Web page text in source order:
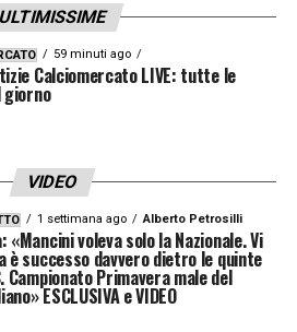
durato circa
di una stanza dell’ufficio
prima di essere
di detenzione separata
compresi i
FIFA e i riferimenti alla
i funzionari hanno
ULTIMISSIME
59 minuti ago
Calciomercato LIVE: tutte le
giorno
VIDEO
1 settimana ago Alberto Petrosilli
«Mancini voleva solo la Nazionale. Vi
è successo davvero dietro le quinte
Campionato Primavera male del
ESCLUSIVA e VIDEO